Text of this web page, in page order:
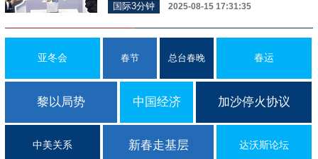
国际3分钟 2025-08-15 17:31:35
亚冬会 春节 总台春晚 春运
黎以局势 中国经济 加沙停火协议
中美关系 新春走基层 达沃斯论坛